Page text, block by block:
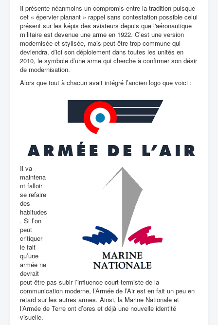
Il présente néanmoins un compromis entre la tradition puisque
cet « épervier planant » rappel sans contestation possible celui
présent surles képis des aviateurs depuis que l'aéronautique
militaire est devenue une arme en 1922. C’est une version
modernisée et stylisée, mais peut-être trop commune qui
deviendra, d’ici son déploiement dans toutes les unités en
2010, le symbole d’une arme qui cherche à confirmer son désir
de modernisation.
Alors que tout à chacun avait intégré l’ancien logo que voici :
Il va
maintena
nt falloir
se refaire
des
habitudes
. Si l’on
peut
critiquer
le fait
qu’une
armée ne
devrait
peut-être pas subirl’influence court-termiste de la
communication moderne, l’Armée de l’Air est en fait un peu en
retard sur les autres armes. Ainsi, la Marine Nationale et
l’Armée de Terre ont d’ores et déjà une nouvelle identité
visuelle.